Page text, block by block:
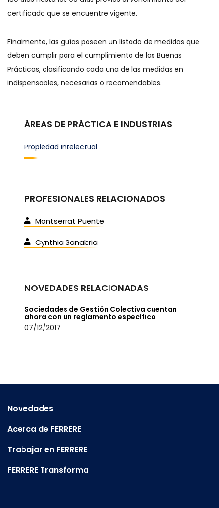
certificado que se encuentre vigente.
Finalmente, las guías poseen un listado de medidas que
deben cumplir para el cumplimiento de las Buenas
Prácticas, clasificando cada una de las medidas en
indispensables, necesarias o recomendables.
ÁREAS DE PRÁCTICA E INDUSTRIAS
Propiedad Intelectual
PROFESIONALES RELACIONADOS
Montserrat Puente
Cynthia Sanabria
NOVEDADES RELACIONADAS
Sociedades de Gestión Colectiva cuentan
ahora con un reglamento específico
07/12/2017
Novedades
Acerca de FERRERE
Trabajar en FERRERE
FERRERE Transforma